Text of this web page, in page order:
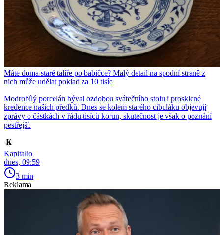
Máte doma staré talíře po babičce? Malý detail na spodní straně z
nich může udělat poklad za 10 tisíc
Modrobílý porcelán býval ozdobou svátečního stolu i prosklené
kredence našich předků. Dnes se kolem starého cibuláku objevují
zprávy o částkách v řádu tisíců korun, skutečnost je však o poznání
pestřejší.
Kapitalio
dnes, 09:59
3 min
Reklama